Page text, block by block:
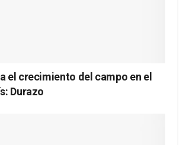
el crecimiento del campo en el
Durazo